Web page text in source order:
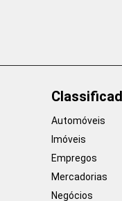
Automóveis
Imóveis
Empregos
Mercadorias
Negócios